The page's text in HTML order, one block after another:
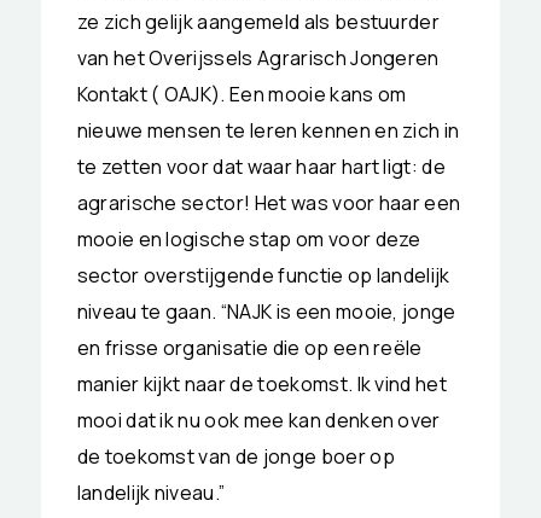
ze zich gelijk aangemeld als bestuurder
van het Overijssels Agrarisch Jongeren
Kontakt ( OAJK). Een mooie kans om
nieuwe mensen te leren kennen en zich in
te zetten voor dat waar haar hart ligt: de
agrarische sector! Het was voor haar een
mooie en logische stap om voor deze
sector overstijgende functie op landelijk
niveau te gaan. “NAJK is een mooie, jonge
en frisse organisatie die op een reële
manier kijkt naar de toekomst. Ik vind het
mooi dat ik nu ook mee kan denken over
de toekomst van de jonge boer op
landelijk niveau.”